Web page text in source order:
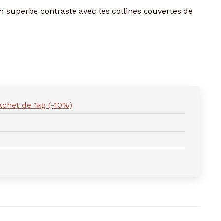
superbe contraste avec les collines couvertes de
de 1kg (-10%)